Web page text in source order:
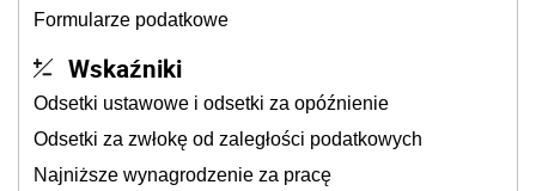
Formularze podatkowe
Wskaźniki
Odsetki ustawowe i odsetki za opóźnienie
Odsetki za zwłokę od zaległości podatkowych
Najniższe wynagrodzenie za pracę